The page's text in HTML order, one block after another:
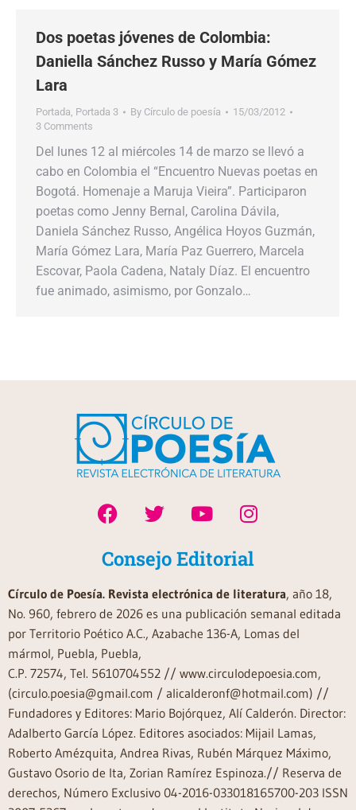
Dos poetas jóvenes de Colombia:
Daniella Sánchez Russo y María Gómez
Lara
Portada, Portada 3 By Círculo de poesía
15/03/2012
3 Comments
Del lunes 12 al miércoles 14 de marzo se llevó a
cabo en Colombia el “Encuentro Nuevas poetas en
Bogotá. Homenaje a Maruja Vieira”. Participaron
poetas como Jenny Bernal, Carolina Dávila,
Daniela Sánchez Russo, Angélica Hoyos Guzmán,
María Gómez Lara, María Paz Guerrero, Marcela
Escovar, Paola Cadena, Nataly Díaz. El encuentro
fue animado, asimismo, por Gonzalo…
Consejo Editorial
Círculo de Poesía. Revista electrónica de literatura, año 18,
No. 960, febrero de 2026 es una publicación semanal editada
por Territorio Poético A.C., Azabache 136-A, Lomas del
mármol, Puebla, Puebla,
C.P. 72574, Tel. 5610704552 // www.circulodepoesia.com,
(circulo.poesia@gmail.com / alicalderonf@hotmail.com) //
Fundadores y Editores: Mario Bojórquez, Alí Calderón. Director:
Adalberto García López. Editores asociados: Mijail Lamas,
Roberto Amézquita, Andrea Rivas, Rubén Márquez Máximo,
Gustavo Osorio de Ita, Zorian Ramírez Espinoza.// Reserva de
derechos, Número Exclusivo 04-2016-033018165700-203 ISSN